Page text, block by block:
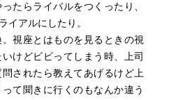
たらライバルをつくったり、
イアルにしたり。
視座とはものを見るときの視
けどビビってしまう時、上司
されたら教えてあげるけど上
て聞きに行くのもなんか違う